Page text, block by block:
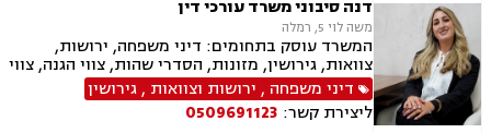
דנה סיבוני משרד עורכי דין
משה לוי 5, רמלה
המשרד עוסק בתחומים: דיני משפחה, ירושות,
צוואות, גירושין, מזונות, הסדרי שהות, צווי הגנה, צווי
מניעה, הסכמי ממון, עריכת הסכמים משפטיים,
אפוטרופסות, חלוקת רכוש, מעמד אישי, ייפוי כוח
מתמשך.
דיני משפחה , ירושות וצוואות ,גירושין
ליצירת קשר: 0509691123